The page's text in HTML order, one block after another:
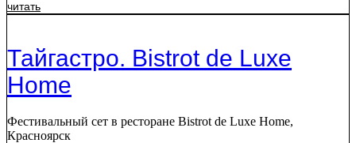
читать
Тайгастро. Bistrot de Luxe
Home
Фестивальный сет в ресторане Bistrot de Luxe Home,
Красноярск